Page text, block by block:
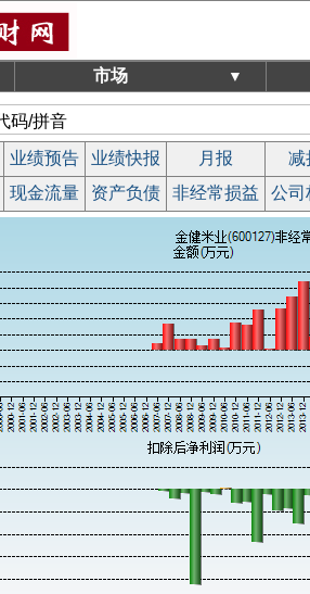
市场 ▼
业绩预告 业绩快报 月报
减
现金流量 资产负债 非经常损益 公司